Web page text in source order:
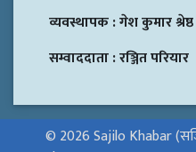
व्यवस्थापक :गेश कुमार श्रेष्ठ
सम्वाददाता :रञ्जित परियार
© 2026 Sajilo Khabar